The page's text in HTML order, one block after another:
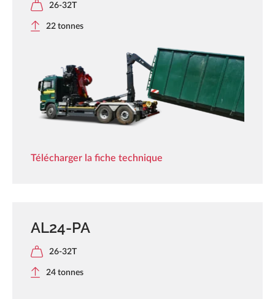
26-32T
22 tonnes
Télécharger la fiche technique
AL24-PA
26-32T
24 tonnes